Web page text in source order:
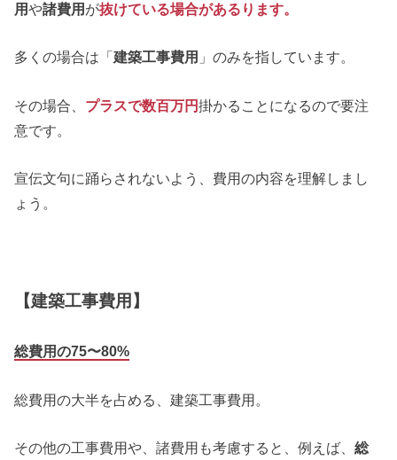
用や諸費用 が抜けている場合があるります。
多くの場合は「建築工事費用 」のみを指しています。
その場合、 プラスで数百万円掛かることになるので要注
意です。
宣伝文句に踊らされないよう、費用の内容を理解しまし
ょう。
【建築工事費用】
総費用の75〜80%
総費用の大半を占める、建築工事費用。
その他の工事費用や、諸費用も考慮すると、例えば、総